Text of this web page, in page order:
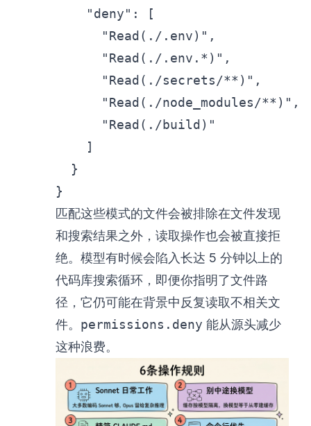
"deny" :
[
"Read(./.env)" ,
"Read(./.env.*)" ,
"Read(./secrets/**)" ,
"Read(./node_modules/**)" ,
"Read(./build)"
]
}
}
匹配这些模式的文件会被排除在文件发现
和搜索结果之外，读取操作也会被直接拒
绝。模型有时候会陷入长达 5 分钟以上的
代码库搜索循环，即便你指明了文件路
径，它仍可能在背景中反复读取不相关文
件。 permissions.deny 能从源头减少
这种浪费。